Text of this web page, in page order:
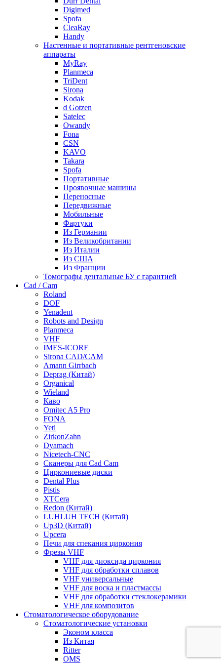
Digimed
Spofa
CleaRay
Handy
Настенные и портативные рентгеновские
аппараты
MyRay
Planmeca
TriDent
Sirona
Kodak
d Gotzen
Satelec
Owandy
Fona
CSN
KAVO
Takara
Spofa
Портативные
Проявочные машины
Переносные
Передвижные
Мобильные
Фартуки
Из Германии
Из Великобритании
Из Италии
Из США
Из Франции
Томографы дентальные БУ с гарантией
Cad / Cam
Roland
DOF
Yenadent
Robots and Design
Planmeca
VHF
IMES-ICORE
Sirona CAD/CAM
Amann Girrbach
Deprag (Китай)
Organical
Wieland
Каво
Omitec A5 Pro
FONA
Yeti
ZirkonZahn
Dyamach
Nicetech-CNC
Сканеры для Cad Cam
Циркониевые диски
Dental Plus
Pistis
XTCera
Redon (Китай)
LUHLUH TECH (Китай)
Up3D (Китай)
Upcera
Печи для спекания циркония
Фрезы VHF
VHF для диоксида циркония
VHF для обработки сплавов
VHF универсальные
VHF для воска и пластмассы
VHF для обработки стеклокерамики
VHF для композитов
Стоматологическое оборудование
Стоматологические установки
Эконом класса
Из Китая
Ritter
OMS